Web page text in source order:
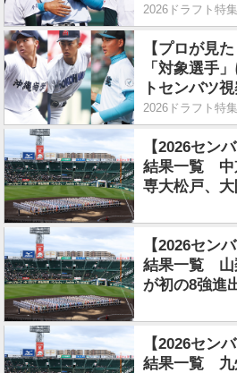
目標」
【プロが見
「対象選手
トセンバツ
【2026セン
結果一覧 中
専大松戸、
【2026セン
結果一覧 山
が初の8強進
【2026セン
結果一覧 九